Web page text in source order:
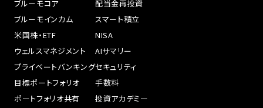
ブルーモコア
ブルーモインカム
米国株・ETF
ウェルスマネジメント
プライベートバンキング
目標ポートフォリオ
ポートフォリオ共有
配当金再投資
スマート積立
NISA
AIサマリー
セキュリティ
手数料
投資アカデミー